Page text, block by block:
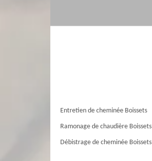
Entretien de cheminée Boissets
Ramonage de chaudière Boissets
Débistrage de cheminée Boissets